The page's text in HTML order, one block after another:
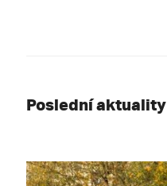
Poslední aktuality